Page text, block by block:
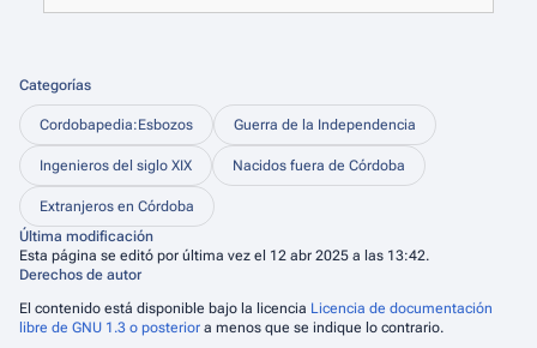
Categorías
Cordobapedia:Esbozos Guerra de la Independencia
Ingenieros del siglo XIX Nacidos fuera de Córdoba
Extranjeros en Córdoba
Última modificación
Esta página se editó por última vez el 12 abr 2025 a las 13:42.
Derechos de autor
El contenido está disponible bajo la licencia Licencia de documentación
libre de GNU 1.3 o posterior a menos que se indique lo contrario.